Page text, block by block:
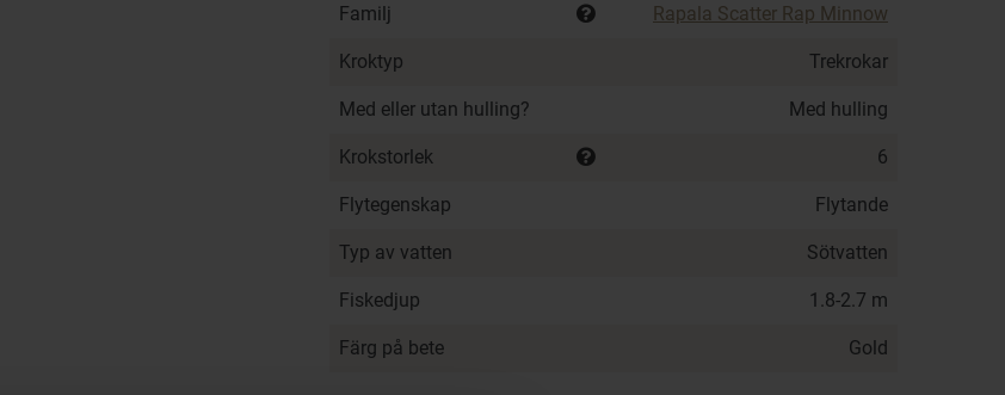
Familj Rapala Scatter Rap Minnow
Kroktyp Trekrokar
Med eller utan hulling? Med hulling
Krokstorlek 6
Flytegenskap Flytande
Typ av vatten Sötvatten
Fiskedjup 1.8-2.7 m
Färg på bete Gold